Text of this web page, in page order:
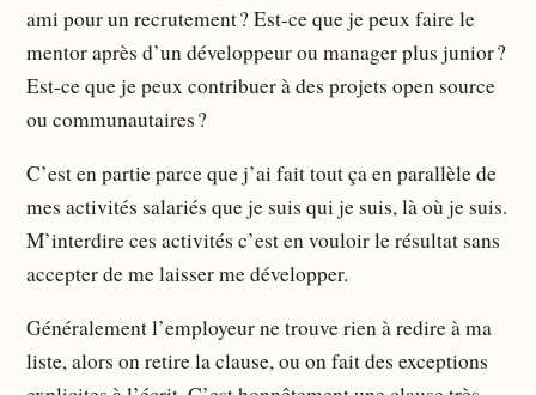
ami pour un recrutement ? Est-ce que je peux faire le
mentor après d’un développeur ou manager plus junior ?
Est-ce que je peux contribuer à des projets open source
ou communautaires ?
C’est en partie parce que j’ai fait tout ça en parallèle de
mes activités salariés que je suis qui je suis, là où je suis.
M’interdire ces activités c’est en vouloir le résultat sans
accepter de me laisser me développer.
Généralement l’employeur ne trouve rien à redire à ma
liste, alors on retire la clause, ou on fait des exceptions